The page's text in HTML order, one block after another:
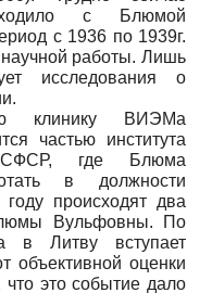
с Блюмой
с 1936 по 1939г.
работы. Лишь
исследования о
клинику ВИЭМа
частью института
где Блюма
в должности
происходят два
Вульфовны. По
в Литву вступает
объективной оценки
что это событие дало